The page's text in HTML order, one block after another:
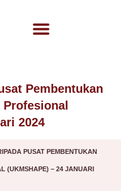
Pembentukan
2024
PUSAT PEMBENTUKAN
(UKMSHAPE) – 24 JANUARI